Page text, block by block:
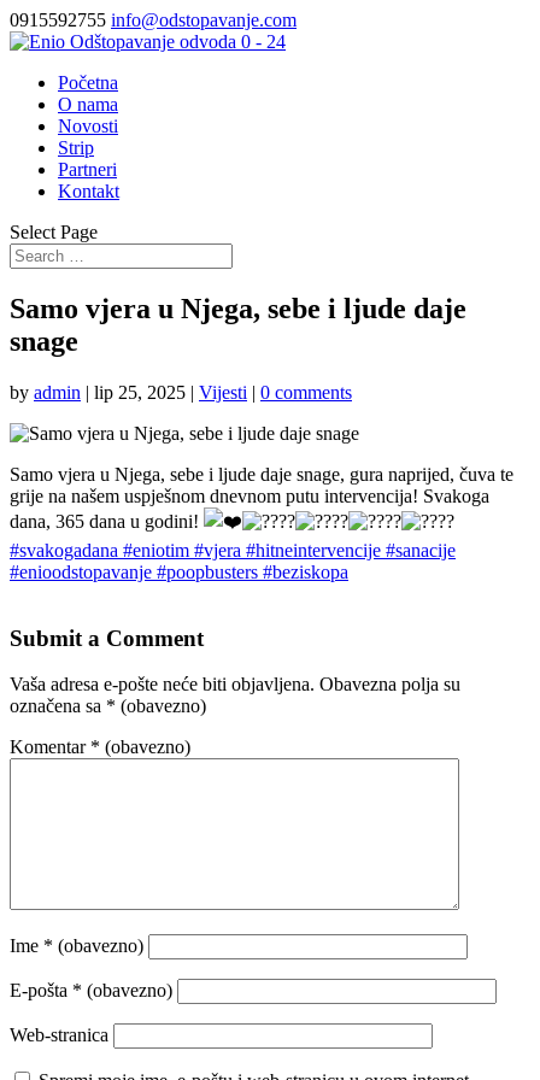
0915592755 info@odstopavanje.com
Početna
O nama
Novosti
Strip
Partneri
Kontakt
Select Page
Samo vjera u Njega, sebe i ljude daje
snage
by admin | lip 25, 2025 | Vijesti | 0 comments
Samo vjera u Njega, sebe i ljude daje snage, gura naprijed, čuva te
grije na našem uspješnom dnevnom putu intervencija! Svakoga
dana, 365 dana u godini!
#svakogadana #eniotim #vjera #hitneintervencije #sanacije
#enioodstopavanje #poopbusters #beziskopa
Submit a Comment
Vaša adresa e-pošte neće biti objavljena. Obavezna polja su
označena sa * (obavezno)
Komentar * (obavezno)
Ime * (obavezno)
E-pošta * (obavezno)
Web-stranica